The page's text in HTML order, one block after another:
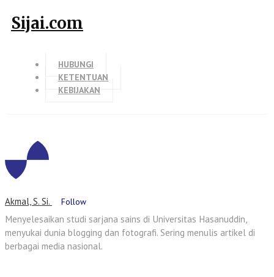
Sijai.com
HUBUNGI
KETENTUAN
KEBIJAKAN
Akmal, S. Si. Follow
Menyelesaikan studi sarjana sains di Universitas Hasanuddin,
menyukai dunia blogging dan fotografi. Sering menulis artikel di
berbagai media nasional.